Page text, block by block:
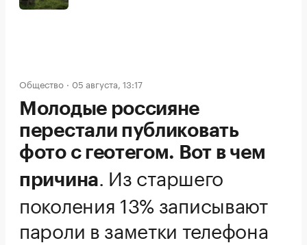
Общество 05 августа, 13:17
Молодые россияне
перестали публиковать
фото с геотегом. Вот в чем
причина. Из старшего
поколения 13% записывают
пароли в заметки телефона